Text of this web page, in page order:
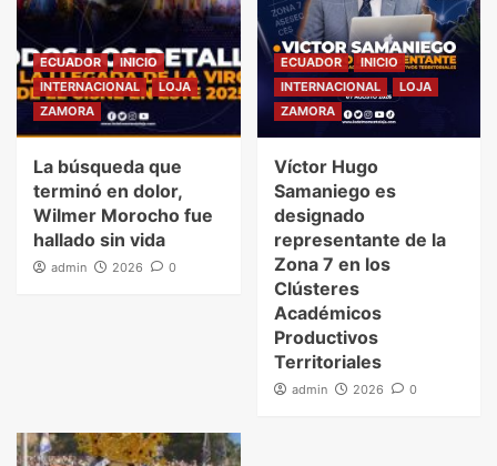
ECUADOR
INICIO
INTERNACIONAL
LOJA
ZAMORA
La búsqueda que
terminó en dolor,
Wilmer Morocho fue
hallado sin vida
admin 2026 0
ECUADOR
INICIO
INTERNACIONAL
LOJA
ZAMORA
Víctor Hugo
Samaniego es
designado
representante de la
Zona 7 en los
Clústeres
Académicos
Productivos
Territoriales
admin 2026 0